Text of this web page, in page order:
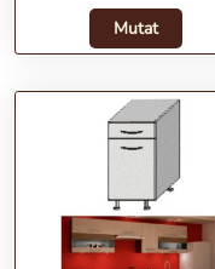
Mutat